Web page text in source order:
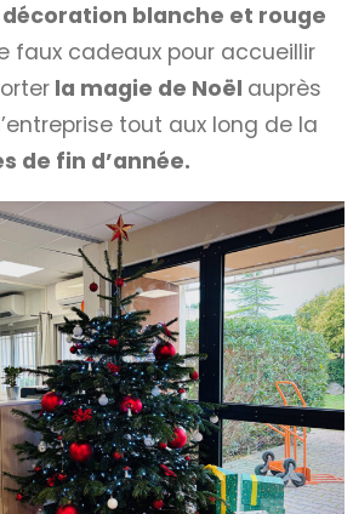
décoration blanche et rouge
faux cadeaux pour accueillir
la magie de Noël auprès
tout aux long de la
de fin d’année.